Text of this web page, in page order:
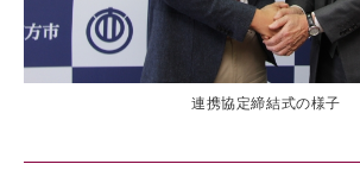
連携協定締結式の様子